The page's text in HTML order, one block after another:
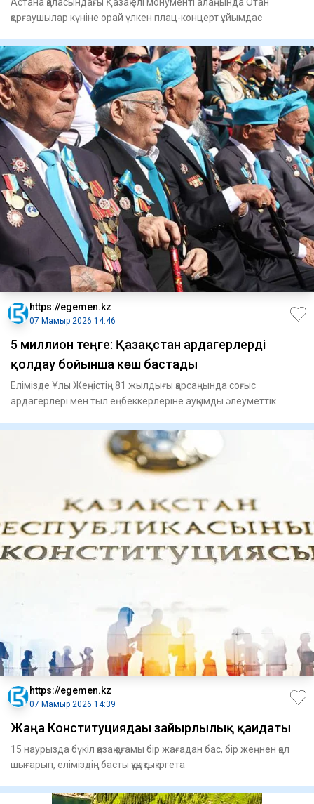
қорғаушылар күніне орай үлкен плац-концерт ұйымдас
https://egemen.kz
07 Мамыр 2026 14:46
5 миллион теңге: Қазақстан ардагерлерді
қолдау бойынша көш бастады
Елімізде Ұлы Жеңістің 81 жылдығы қарсаңында соғыс
ардагерлері мен тыл еңбеккерлеріне ауқымды әлеуметтік
https://egemen.kz
07 Мамыр 2026 14:39
Жаңа Конституциядағы зайырлылық қағидаты
15 наурызда бүкіл қазақ қоғамы бір жағадан бас, бір жеңнен қол
шығарып, еліміздің басты құқықтық іргета